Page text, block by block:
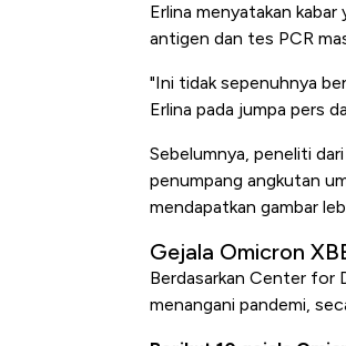
Erlina menyatakan
antigen dan tes PCR
"Ini tidak sepenuhnya
Erlina pada jumpa pers
Sebelumnya, peneliti
penumpang angkutan
mendapatkan gambar
Gejala Omicron
Berdasarkan Center for
menangani pandemi,
Kongo
Tembaga